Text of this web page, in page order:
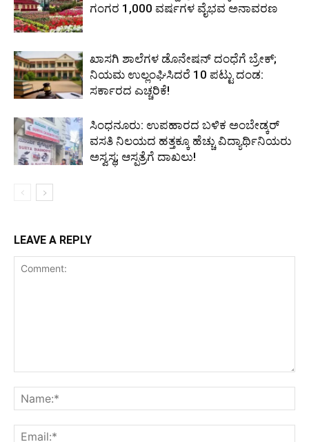
ಗಂಗರ 1,000 ವರ್ಷಗಳ ವೈಭವ ಅನಾವರಣ
ಖಾಸಗಿ ಶಾಲೆಗಳ ಡೊನೇಷನ್ ದಂಧೆಗೆ ಬ್ರೇಕ್;
ನಿಯಮ ಉಲ್ಲಂಘಿಸಿದರೆ 10 ಪಟ್ಟು ದಂಡ:
ಸರ್ಕಾರದ ಎಚ್ಚರಿಕೆ!
ಸಿಂಧನೂರು: ಉಪಹಾರದ ಬಳಿಕ ಅಂಬೇಡ್ಕರ್
ವಸತಿ ನಿಲಯದ ಹತ್ತಕ್ಕೂ ಹೆಚ್ಚು ವಿದ್ಯಾರ್ಥಿನಿಯರು
ಅಸ್ವಸ್ಥ; ಆಸ್ಪತ್ರೆಗೆ ದಾಖಲು!
LEAVE A REPLY